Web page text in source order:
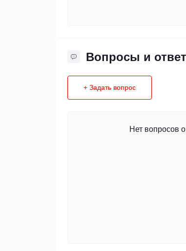
Вопросы и
+ Задать вопрос
Нет вопросов